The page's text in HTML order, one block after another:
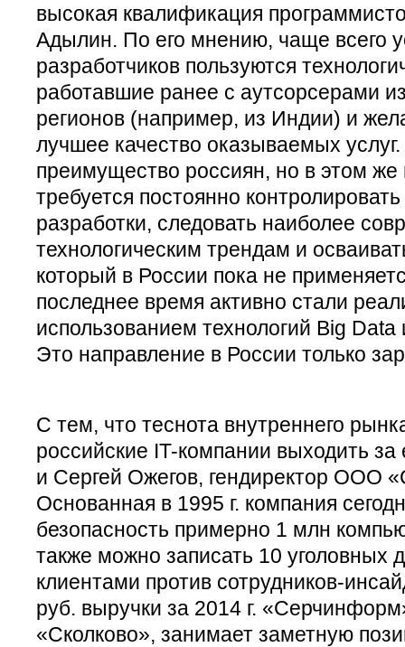
высокая квалификация
Адылин. По его мнению, чаще всего
разработчиков пользуются
работавшие ранее с аутсорсерами
регионов (например, из Индии) и
лучшее качество оказываемых
преимущество россиян, но в этом же
требуется постоянно
разработки, следовать наиболее
технологическим трендам и
который в России пока не
последнее время активно стали
использованием технологий Big
Это направление в России только
С тем, что теснота внутреннего
российские IT-компании выходить за
и Сергей Ожегов, гендиректор ООО
Основанная в 1995 г. компания
безопасность примерно 1 млн
также можно записать 10 уголовных
клиентами против сотрудников-
руб. выручки за 2014 г.
«Сколково», занимает заметную